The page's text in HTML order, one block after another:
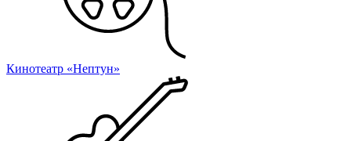
Кинотеатр «Нептун»